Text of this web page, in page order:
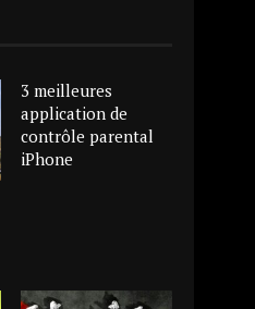
3 meilleures
application de
contrôle parental
iPhone